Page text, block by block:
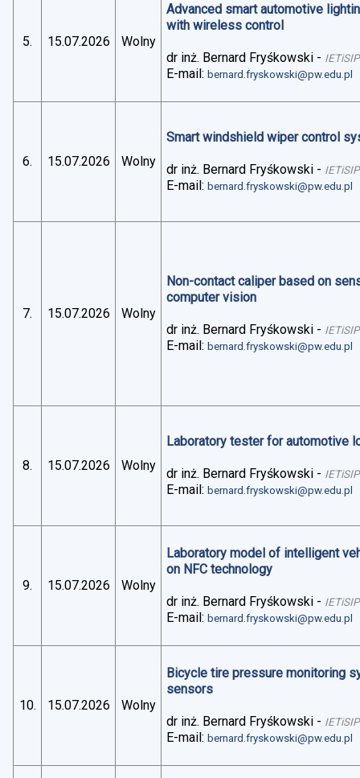
5. 15.07.2026 Wolny
Advanced smart automotive
with wireless control
dr inż. Bernard Fryśkowski - IETiSIP
E-mail:bernard.fryskowski@pw.edu.pl
6. 15.07.2026 Wolny
Smart windshield wiper control
dr inż. Bernard Fryśkowski - IETiSIP
E-mail:bernard.fryskowski@pw.edu.pl
7. 15.07.2026 Wolny
Non-contact caliper based on
computer vision
dr inż. Bernard Fryśkowski - IETiSIP
E-mail:bernard.fryskowski@pw.edu.pl
8. 15.07.2026 Wolny
Laboratory tester for automotive
dr inż. Bernard Fryśkowski - IETiSIP
E-mail:bernard.fryskowski@pw.edu.pl
9. 15.07.2026 Wolny
Laboratory model of intelligent
on NFC technology
dr inż. Bernard Fryśkowski - IETiSIP
E-mail:bernard.fryskowski@pw.edu.pl
10. 15.07.2026 Wolny
Bicycle tire pressure monitoring
sensors
dr inż. Bernard Fryśkowski - IETiSIP
E-mail:bernard.fryskowski@pw.edu.pl